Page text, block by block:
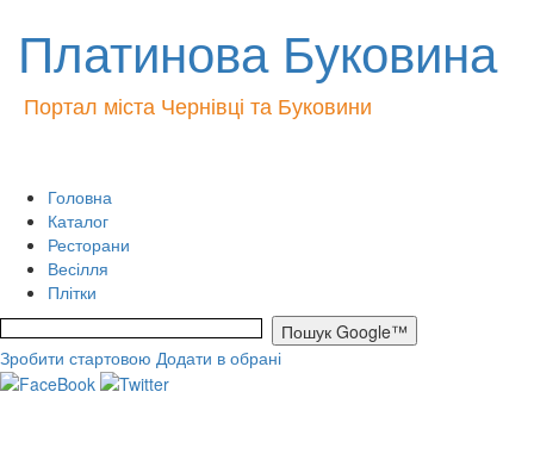
Платинова Буковина
Портал міста Чернівці та Буковини
Головна
Каталог
Ресторани
Весілля
Плітки
Зробити стартовою Додати в обрані